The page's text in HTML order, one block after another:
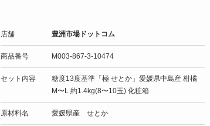
店舗 豊洲市場ドットコム
商品番号 M003-867-3-10474
セット内容
糖度13度基準「極 せとか」愛媛県中島産 柑橘
M〜L 約1.4kg(8〜10玉) 化粧箱
原材料名 愛媛県産 せとか